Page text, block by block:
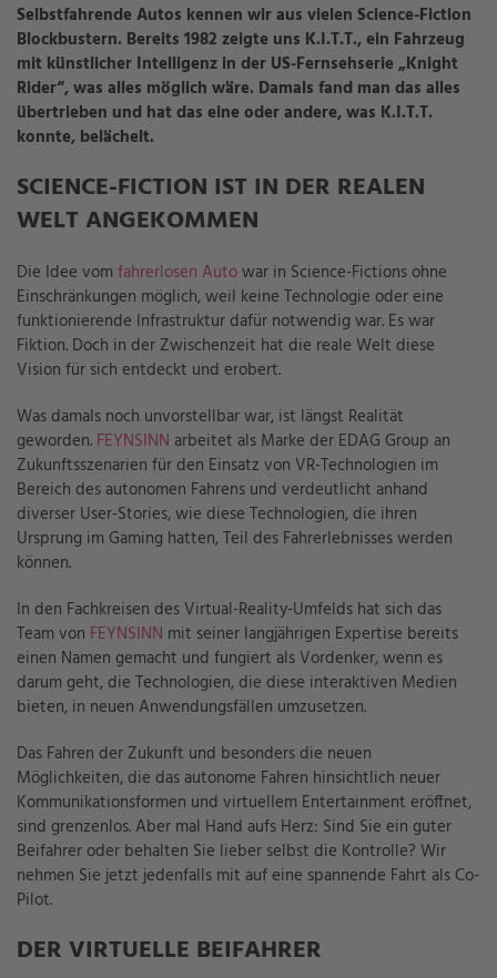
Selbstfahrende Autos kennen wir aus vielen Science-Fiction
Blockbustern. Bereits 1982 zeigte uns K.I.T.T., ein Fahrzeug
mit künstlicher Intelligenz in der US-Fernsehserie „Knight
Rider“, was alles möglich wäre. Damals fand man das alles
übertrieben und hat das eine oder andere, was K.I.T.T.
konnte, belächelt.
SCIENCE-FICTION IST IN DER REALEN
WELT ANGEKOMMEN
Die Idee vom fahrerlosen Autowar in Science-Fictions ohne
Einschränkungen möglich, weil keine Technologie oder eine
funktionierende Infrastruktur dafür notwendig war. Es war
Fiktion. Doch in der Zwischenzeit hat die reale Welt diese
Vision für sich entdeckt und erobert.
Was damals noch unvorstellbar war, ist längst Realität
geworden. FEYNSINN arbeitet als Marke der EDAG Group an
Zukunftsszenarien für den Einsatz von VR-Technologien im
Bereich des autonomen Fahrens und verdeutlicht anhand
diverser User-Stories, wie diese Technologien, die ihren
Ursprung im Gaming hatten, Teil des Fahrerlebnisses werden
können.
In den Fachkreisen des Virtual-Reality-Umfelds hat sich das
Team von FEYNSINN mit seiner langjährigen Expertise bereits
einen Namen gemacht und fungiert als Vordenker, wenn es
darum geht, die Technologien, die diese interaktiven Medien
bieten, in neuen Anwendungsfällen umzusetzen.
Das Fahren der Zukunft und besonders die neuen
Möglichkeiten, die das autonome Fahren hinsichtlich neuer
Kommunikationsformen und virtuellem Entertainment eröffnet,
sind grenzenlos. Aber mal Hand aufs Herz: Sind Sie ein guter
Beifahrer oder behalten Sie lieber selbst die Kontrolle? Wir
nehmen Sie jetzt jedenfalls mit auf eine spannende Fahrt als Co-
Pilot.
DER VIRTUELLE BEIFAHRER